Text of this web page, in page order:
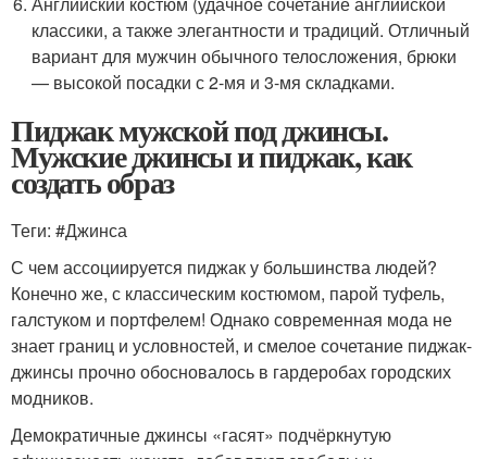
классики, а также элегантности и традиций. Отличный
вариант для мужчин обычного телосложения, брюки
— высокой посадки с 2-мя и 3-мя складками.
Пиджак мужской под джинсы.
Мужские джинсы и пиджак, как
создать образ
Теги: #Джинса
С чем ассоциируется пиджак у большинства людей?
Конечно же, с классическим костюмом, парой туфель,
галстуком и портфелем! Однако современная мода не
знает границ и условностей, и смелое сочетание пиджак-
джинсы прочно обосновалось в гардеробах городских
модников.
Демократичные джинсы «гасят» подчёркнутую